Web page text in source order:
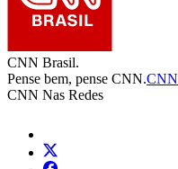
CNN Brasil.
Pense bem, pense CNN.
CNN Nas Redes